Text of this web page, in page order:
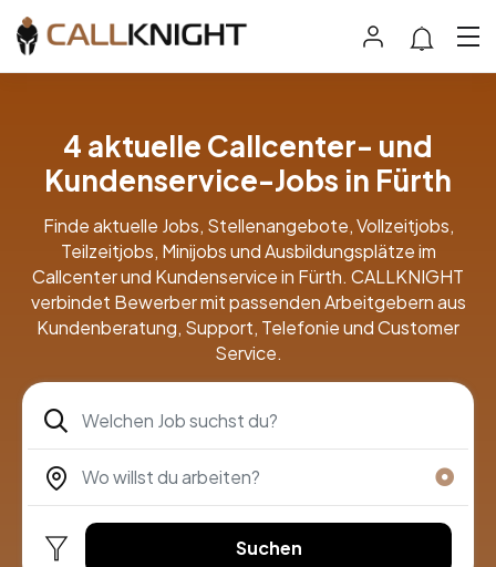
4 aktuelle Callcenter- und
Kundenservice-Jobs in Fürth
Finde aktuelle Jobs, Stellenangebote, Vollzeitjobs,
Teilzeitjobs, Minijobs und Ausbildungsplätze im
Callcenter und Kundenservice in Fürth. CALLKNIGHT
verbindet Bewerber mit passenden Arbeitgebern aus
Kundenberatung, Support, Telefonie und Customer
Service.
Suchen